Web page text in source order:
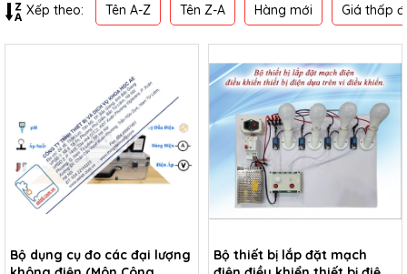
Xếp theo: Tên A-Z Tên Z-A Hàng mới Giá thấp
Bộ dụng cụ đo các đại lượng
Bộ thiết bị lắp đặt mạch